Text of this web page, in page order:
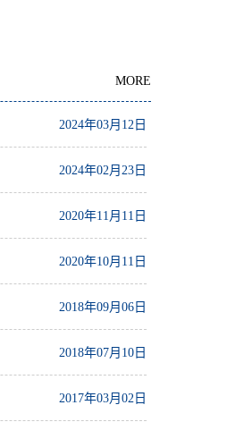
MORE
2024年03月12日
2024年02月23日
2020年11月11日
2020年10月11日
2018年09月06日
2018年07月10日
2017年03月02日